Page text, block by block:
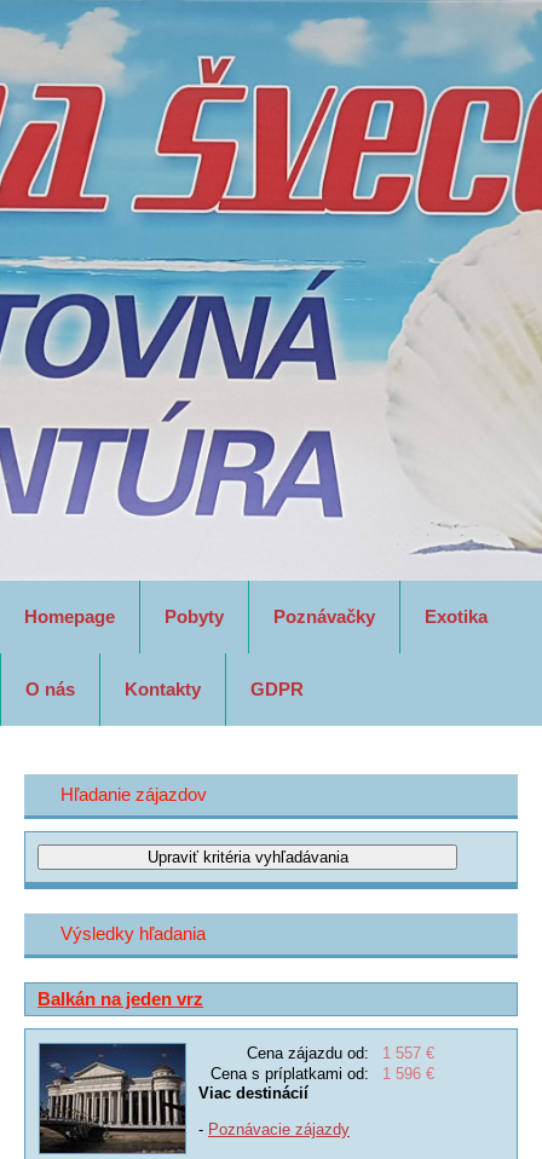
Homepage Pobyty Poznávačky Exotika
O nás Kontakty GDPR
Hľadanie zájazdov
Výsledky hľadania
Balkán na jeden vrz
Cena zájazdu od:
1 557 €
Cena s príplatkami od:
1 596 €
Viac destinácií
- Poznávacie zájazdy